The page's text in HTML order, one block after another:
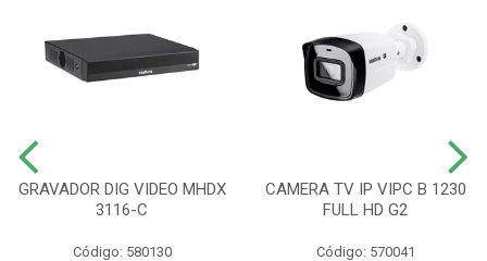
GRAVADOR DIG VIDEO MHDX
3116-C
Código: 580130
CAMERA TV IP VIPC B 1230
FULL HD G2
Código: 570041